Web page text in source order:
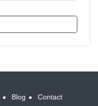
Blog Contact